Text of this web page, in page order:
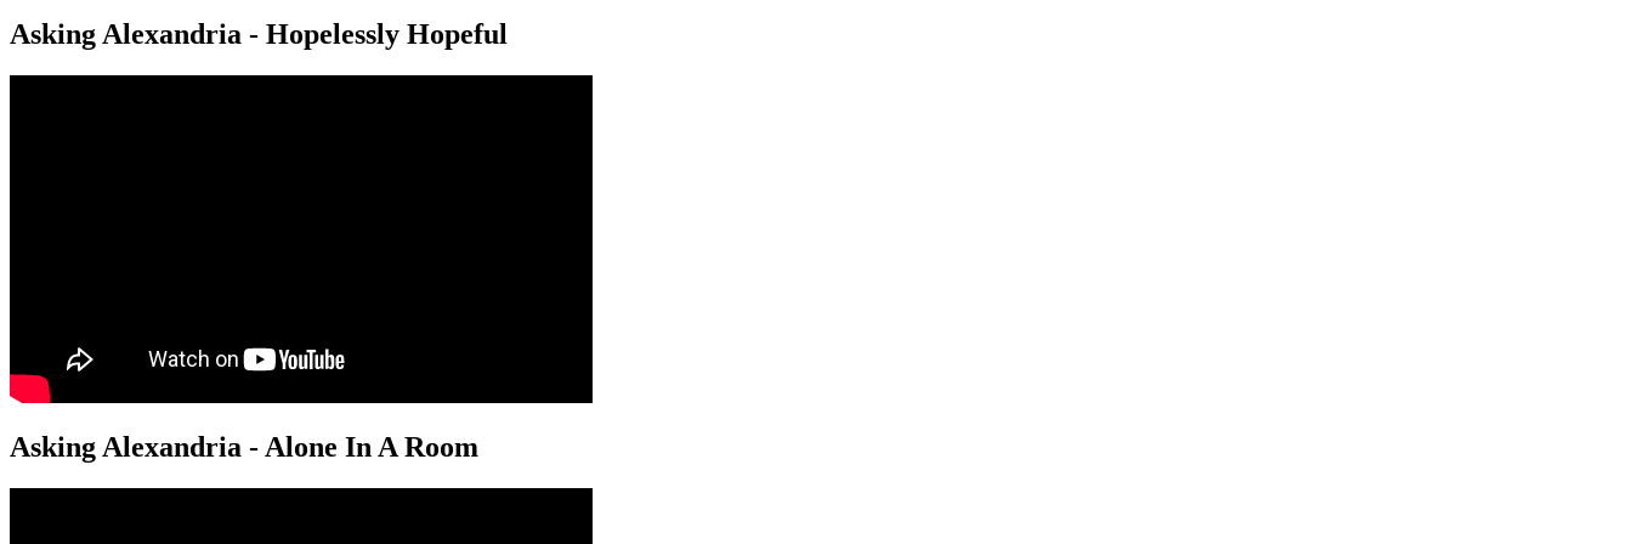
Asking Alexandria - Hopelessly Hopeful
Asking Alexandria - Alone In A Room